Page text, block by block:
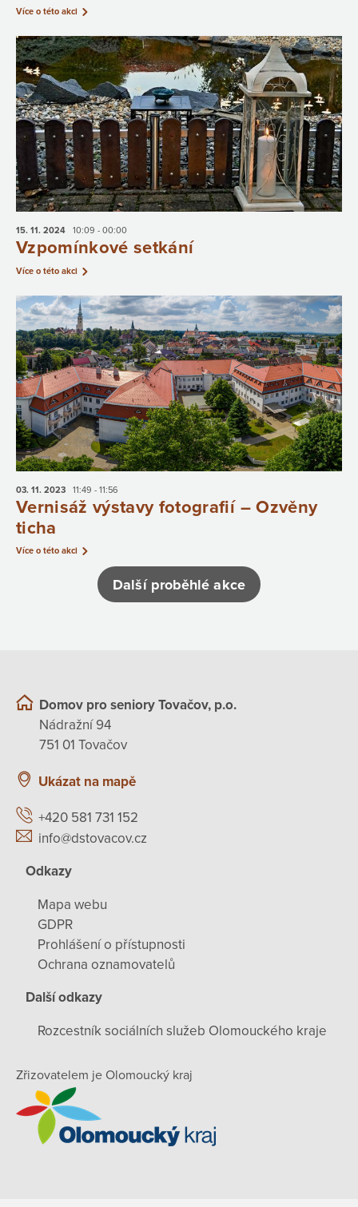
Více o této akci
15. 11. 2024 10:09 - 00:00
Vzpomínkové setkání
Více o této akci
03. 11. 2023 11:49 - 11:56
Vernisáž výstavy fotografií – Ozvěny
ticha
Více o této akci
Další proběhlé akce
Domov pro seniory Tovačov, p.o.
Nádražní 94
751 01 Tovačov
Ukázat na mapě
+420 581 731 152
info@dstovacov.cz
Odkazy
Mapa webu
GDPR
Prohlášení o přístupnosti
Ochrana oznamovatelů
Další odkazy
Rozcestník sociálních služeb Olomouckého kraje
Zřizovatelem je Olomoucký kraj